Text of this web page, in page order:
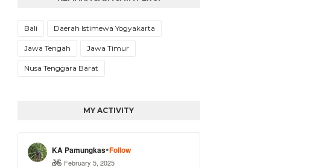
Bali Daerah Istimewa Yogyakarta
Jawa Tengah Jawa Timur
Nusa Tenggara Barat
MY ACTIVITY